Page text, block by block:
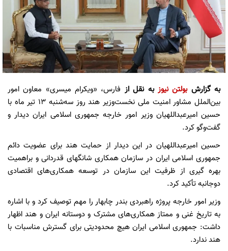
به گزارشبولتن نیوز به نقل از فارس، «ویکرام میسری» معاون امور
بین‌الملل مشاور امنیت ملی نخست‌وزیر هند روز سه‌شنبه ۱۳ تیر ماه با
حسین امیرعبداللهیان وزیر امور خارجه جمهوری اسلامی ایران دیدار و
گفت‌وگو کرد.
حسین امیرعبداللهیان در این دیدار از حمایت هند برای عضویت دائم
جمهوری اسلامی ایران در سازمان همکاری‌ شانگهای قدردانی و براهمیت
بهره گیری از ظرفیت این سازمان در توسعه همکاری‌های اقتصادی
دوجانبه تأکید کرد.
وزیر امور خارجه پروژه راهبردی بندر چابهار را مهم توصیف کرد و با اشاره
به تاریخ غنی و ممتاز همکاری‌های مشترک و دوستانه ایران و هند اظهار
داشت: جمهوری اسلامی ایران هیچ محدودیتی برای گسترش مناسبات با
هند ندارد.